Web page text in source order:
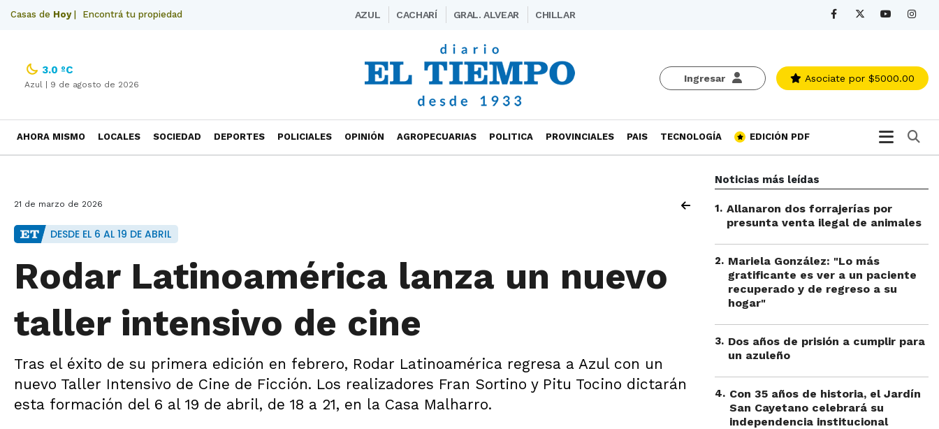
Casas de Hoy| Encontrá tu propiedad AZUL CACHARÍ GRAL. ALVEAR CHILLAR
Ingresar Asociate por $5000.00
3.0 ºC
Azul | 9 de agosto de 2026
AHORA MISMO LOCALES SOCIEDAD DEPORTES POLICIALES OPINIÓN AGROPECUARIAS POLITICA PROVINCIALES PAIS TECNOLOGÍA EDICIÓN PDF
21 de marzo de 2026
DESDE EL 6 AL 19 DE ABRIL
Rodar Latinoamérica lanza un nuevo
taller intensivo de cine
Tras el éxito de su primera edición en febrero, Rodar Latinoamérica regresa a Azul con un
nuevo Taller Intensivo de Cine de Ficción. Los realizadores Fran Sortino y Pitu Tocino dictarán
esta formación del 6 al 19 de abril, de 18 a 21, en la Casa Malharro.
Noticias más leídas
1. Allanaron dos forrajerías por
presunta venta ilegal de animales
2. Mariela González: "Lo más
gratificante es ver a un paciente
recuperado y de regreso a su
hogar"
3. Dos años de prisión a cumplir para
un azuleño
4. Con 35 años de historia, el Jardín
San Cayetano celebrará su
independencia institucional